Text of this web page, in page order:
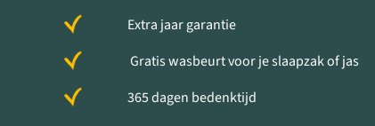
Extra jaar garantie
Gratis wasbeurt voor je slaapzak of jas
365 dagen bedenktijd